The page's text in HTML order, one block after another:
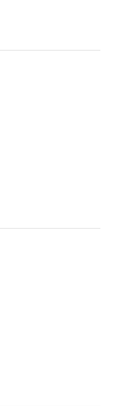
и…
и
обновить
обуви в
млрд пар, -
вестнике